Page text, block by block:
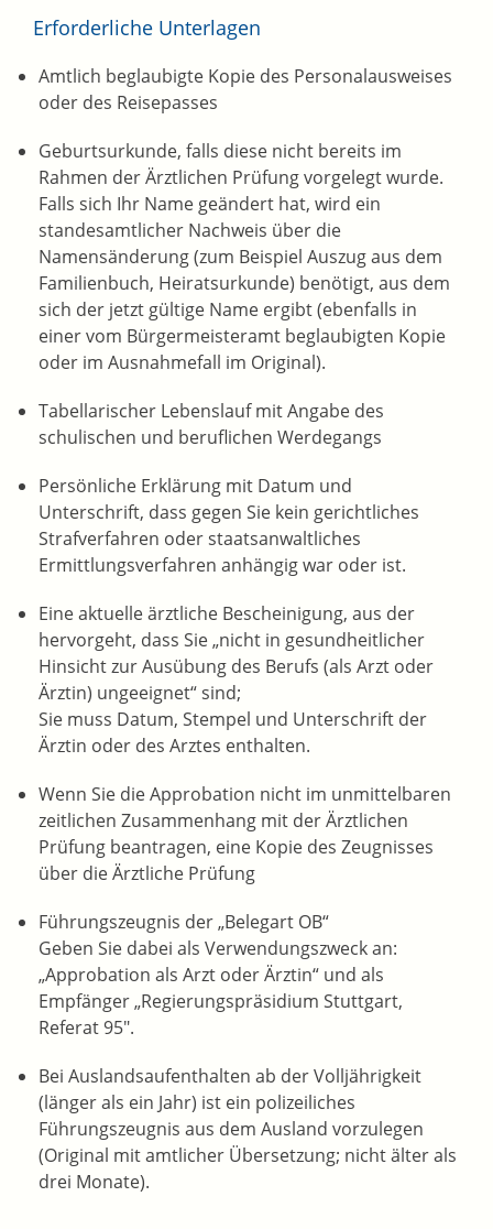
Erforderliche Unterlagen
Amtlich beglaubigte Kopie des Personalausweises
oder des Reisepasses
Geburtsurkunde, falls diese nicht bereits im
Rahmen der Ärztlichen Prüfung vorgelegt wurde.
Falls sich Ihr Name geändert hat, wird ein
standesamtlicher Nachweis über die
Namensänderung (zum Beispiel Auszug aus dem
Familienbuch, Heiratsurkunde) benötigt, aus dem
sich der jetzt gültige Name ergibt (ebenfalls in
einer vom Bürgermeisteramt beglaubigten Kopie
oder im Ausnahmefall im Original).
Tabellarischer Lebenslauf mit Angabe des
schulischen und beruflichen Werdegangs
Persönliche Erklärung mit Datum und
Unterschrift, dass gegen Sie kein gerichtliches
Strafverfahren oder staatsanwaltliches
Ermittlungsverfahren anhängig war oder ist.
Eine aktuelle ärztliche Bescheinigung, aus der
hervorgeht, dass Sie „nicht in gesundheitlicher
Hinsicht zur Ausübung des Berufs (als Arzt oder
Ärztin) ungeeignet“ sind;
Sie muss Datum, Stempel und Unterschrift der
Ärztin oder des Arztes enthalten.
Wenn Sie die Approbation nicht im unmittelbaren
zeitlichen Zusammenhang mit der Ärztlichen
Prüfung beantragen, eine Kopie des Zeugnisses
über die Ärztliche Prüfung
Führungszeugnis der „Belegart OB“
Geben Sie dabei als Verwendungszweck an:
„Approbation als Arzt oder Ärztin“ und als
Empfänger „Regierungspräsidium Stuttgart,
Referat 95".
Bei Auslandsaufenthalten ab der Volljährigkeit
(länger als ein Jahr) ist ein polizeiliches
Führungszeugnis aus dem Ausland vorzulegen
(Original mit amtlicher Übersetzung; nicht älter als
drei Monate).